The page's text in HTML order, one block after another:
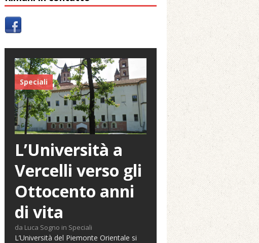
Speciali
L’Università a
Vercelli verso gli
Ottocento anni
di vita
da Luca Sogno in Speciali
L’Università del Piemonte Orientale si